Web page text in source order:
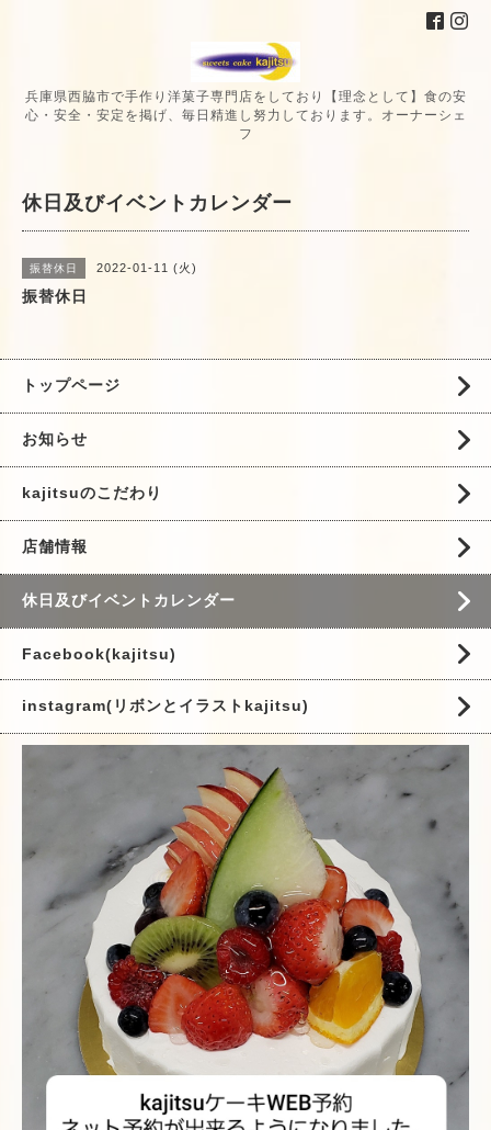
兵庫県西脇市で手作り洋菓子専門店をしており【理念として】食の安
心・安全・安定を掲げ、毎日精進し努力しております。オーナーシェ
フ
休日及びイベントカレンダー
振替休日 2022-01-11 (火)
振替休日
トップページ
お知らせ
kajitsuのこだわり
店舗情報
休日及びイベントカレンダー
Facebook(kajitsu)
instagram(リボンとイラストkajitsu)